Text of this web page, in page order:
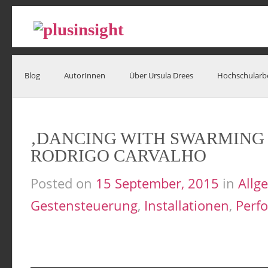
Blog AutorInnen Über Ursula Drees
‚DANCING WITH SWARMING
RODRIGO CARVALHO
Posted on 15 September, 2015 in
Gestensteuerung, Installationen,